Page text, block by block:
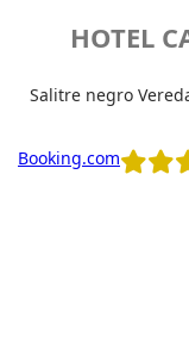
HOTEL
Salitre negro
Booking.com